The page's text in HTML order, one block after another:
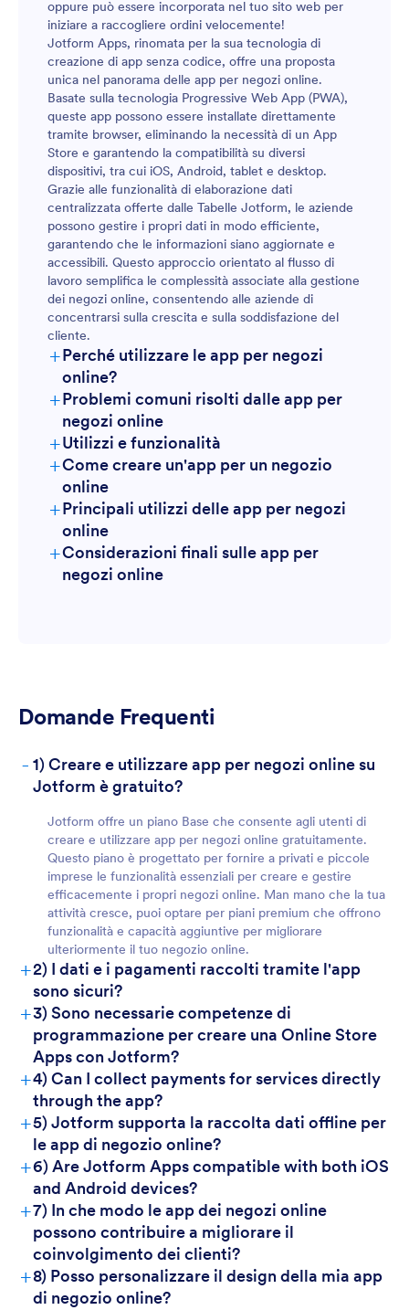
oppure può essere incorporata nel tuo sito web per
iniziare a raccogliere ordini velocemente!
Jotform Apps, rinomata per la sua tecnologia di
creazione di app senza codice, offre una proposta
unica nel panorama delle app per negozi online.
Basate sulla tecnologia Progressive Web App (PWA),
queste app possono essere installate direttamente
tramite browser, eliminando la necessità di un App
Store e garantendo la compatibilità su diversi
dispositivi, tra cui iOS, Android, tablet e desktop.
Grazie alle funzionalità di elaborazione dati
centralizzata offerte dalle Tabelle Jotform, le aziende
possono gestire i propri dati in modo efficiente,
garantendo che le informazioni siano aggiornate e
accessibili. Questo approccio orientato al flusso di
lavoro semplifica le complessità associate alla gestione
dei negozi online, consentendo alle aziende di
concentrarsi sulla crescita e sulla soddisfazione del
cliente.
+Perché utilizzare le app per negozi
online?
+Problemi comuni risolti dalle app per
negozi online
+Utilizzi e funzionalità
+Come creare un'app per un negozio
online
Per i clienti
+Principali utilizzi delle app per negozi
online
Per i manager
Per i team
Per i clienti
+Considerazioni finali sulle app per
negozi online
Domande Frequenti
- 1) Creare e utilizzare app per negozi online su
Jotform è gratuito?
Jotform offre un piano Base che consente agli utenti di
creare e utilizzare app per negozi online gratuitamente.
Questo piano è progettato per fornire a privati ​​e piccole
imprese le funzionalità essenziali per creare e gestire
efficacemente i propri negozi online. Man mano che la tua
attività cresce, puoi optare per piani premium che offrono
funzionalità e capacità aggiuntive per migliorare
ulteriormente il tuo negozio online.
+2) I dati e i pagamenti raccolti tramite l'app
sono sicuri?
+3) Sono necessarie competenze di
programmazione per creare una Online Store
Apps con Jotform?
+4) Can I collect payments for services directly
through the app?
+5) Jotform supporta la raccolta dati offline per
le app di negozio online?
+6) Are Jotform Apps compatible with both iOS
and Android devices?
+7) In che modo le app dei negozi online
possono contribuire a migliorare il
coinvolgimento dei clienti?
+8) Posso personalizzare il design della mia app
di negozio online?